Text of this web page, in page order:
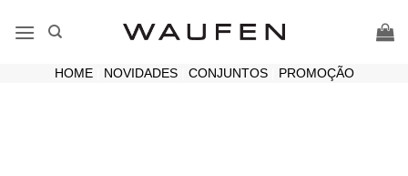
HOME| NOVIDADES| CONJUNTOS| PROMOÇÃO